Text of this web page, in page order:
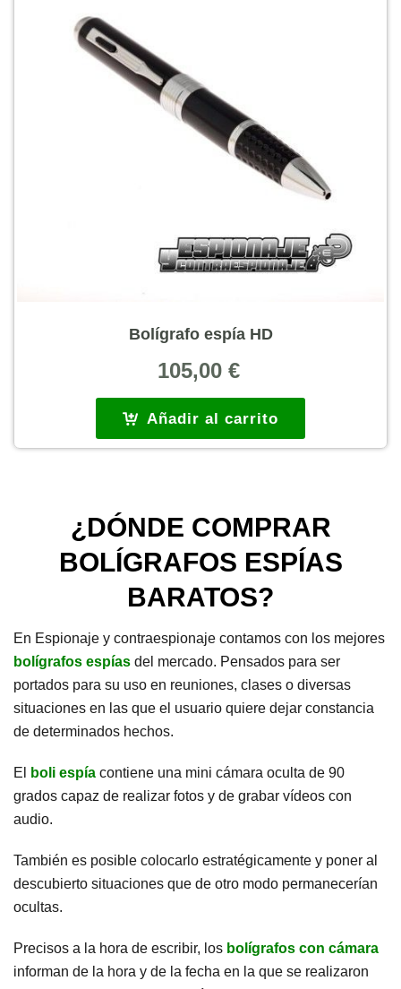
Bolígrafo espía HD
105,00 €
Añadir al carrito
¿DÓNDE COMPRAR
BOLÍGRAFOS ESPÍAS
BARATOS?
En Espionaje y contraespionaje contamos con los mejores
bolígrafos espías del mercado. Pensados para ser
portados para su uso en reuniones, clases o diversas
situaciones en las que el usuario quiere dejar constancia
de determinados hechos.
El boli espía contiene una mini cámara oculta de 90
grados capaz de realizar fotos y de grabar vídeos con
audio.
También es posible colocarlo estratégicamente y poner al
descubierto situaciones que de otro modo permanecerían
ocultas.
Precisos a la hora de escribir, los bolígrafos con cámara
informan de la hora y de la fecha en la que se realizaron